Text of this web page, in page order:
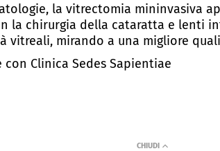
la vitrectomia mininvasiva
la chirurgia della cataratta e lenti
vitreali, mirando a una migliore
Clinica Sedes Sapientiae